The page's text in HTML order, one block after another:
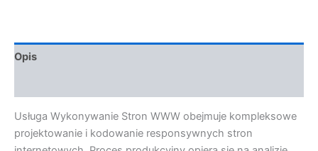
Opis
Usługa Wykonywanie Stron WWW obejmuje kompleksowe
projektowanie i kodowanie responsywnych stron